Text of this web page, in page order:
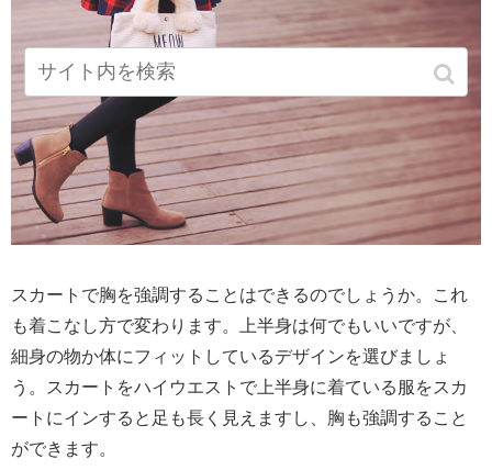
スカートで胸を強調することはできるのでしょうか。これ
も着こなし方で変わります。上半身は何でもいいですが、
細身の物か体にフィットしているデザインを選びましょ
う。スカートをハイウエストで上半身に着ている服をスカ
ートにインすると足も長く見えますし、胸も強調すること
ができます。